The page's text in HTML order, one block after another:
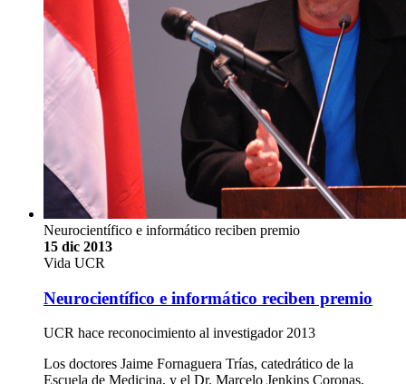
Neurocientífico e informático reciben premio
15 dic 2013
Vida UCR
Neurocientífico e informático reciben premio
UCR hace reconocimiento al investigador 2013
Los doctores Jaime Fornaguera Trías, catedrático de la
Escuela de Medicina, y el Dr. Marcelo Jenkins Coronas,